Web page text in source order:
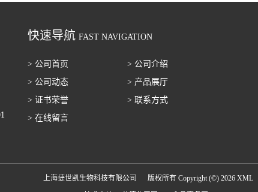
快速导航 FAST NAVIGATION
> 公司首页
> 公司介绍
> 公司动态
> 产品展厅
> 证书荣誉
> 联系方式
> 在线留言
上海捷世凯生物科技有限公司 版权所有 Copyright (©) 2026 XML